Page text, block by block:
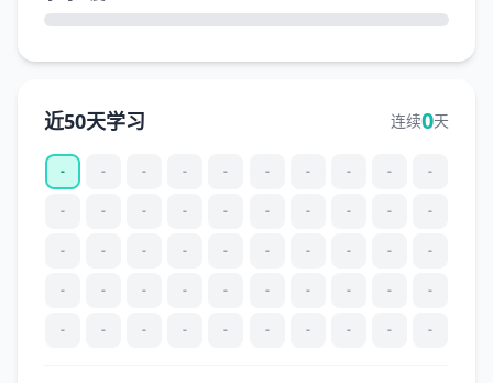
近50天学习 连续0天
- - - - - - - - - -
- - - - - - - - - -
- - - - - - - - - -
- - - - - - - - - -
- - - - - - - - - -